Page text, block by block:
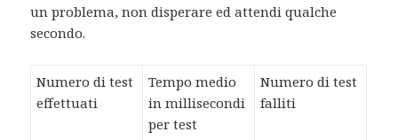
un problema, non disperare ed attendi qualche
secondo.
Numero di test
effettuati
Tempo medio
in millisecondi
per test
Numero di test
falliti